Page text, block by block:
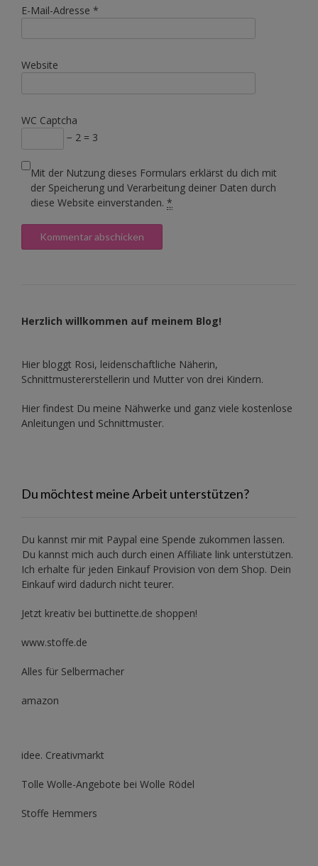
E-Mail-Adresse *
Website
WC Captcha
− 2 = 3
Mit der Nutzung dieses Formulars erklärst du dich mit
der Speicherung und Verarbeitung deiner Daten durch
diese Website einverstanden. *
Herzlich willkommen auf meinem Blog!
Hier bloggt Rosi, leidenschaftliche Näherin,
Schnittmustererstellerin und Mutter von drei Kindern.
Hier findest Du meine Nähwerke und ganz viele kostenlose
Anleitungen und Schnittmuster.
Du möchtest meine Arbeit unterstützen?
Du kannst mir mit Paypal eine Spende zukommen lassen.
Du kannst mich auch durch einen Affiliate link unterstützen.
Ich erhalte für jeden Einkauf Provision von dem Shop. Dein
Einkauf wird dadurch nicht teurer.
Jetzt kreativ bei buttinette.de shoppen!
www.stoffe.de
Alles für Selbermacher
amazon
idee. Creativmarkt
Tolle Wolle-Angebote bei Wolle Rödel
Stoffe Hemmers